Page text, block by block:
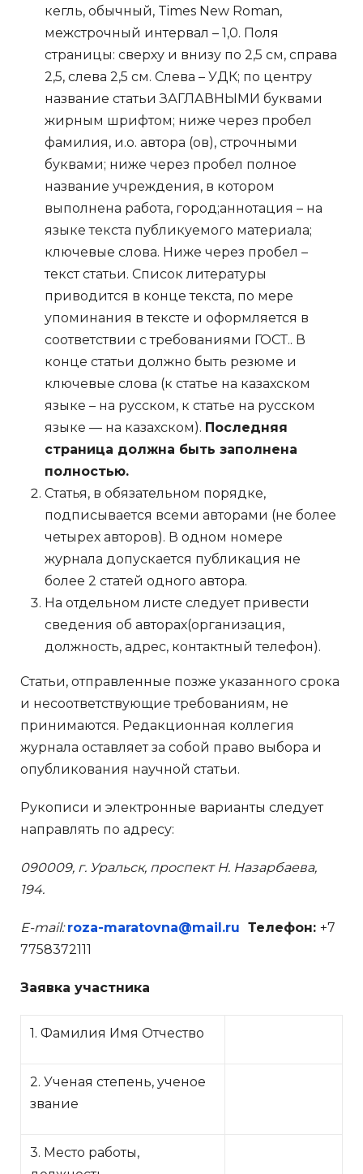
кегль, обычный, Times New Roman,
межстрочный интервал – 1,0. Поля
страницы: сверху и внизу по 2,5 см, справа
2,5, слева 2,5 см. Слева – УДК; по центру
название статьи ЗАГЛАВНЫМИ буквами
жирным шрифтом; ниже через пробел
фамилия, и.о. автора (ов), строчными
буквами; ниже через пробел полное
название учреждения, в котором
выполнена работа, город;аннотация – на
языке текста публикуемого материала;
ключевые слова. Ниже через пробел –
текст статьи. Список литературы
приводится в конце текста, по мере
упоминания в тексте и оформляется в
соответствии с требованиями ГОСТ.. В
конце статьи должно быть резюме и
ключевые слова (к статье на казахском
языке – на русском, к статье на русском
языке — на казахском). Последняя
страница должна быть заполнена
полностью.
Статья, в обязательном порядке,
подписывается всеми авторами (не более
четырех авторов). В одном номере
журнала допускается публикация не
более 2 статей одного автора.
На отдельном листе следует привести
сведения об авторах(организация,
должность, адрес, контактный телефон).
Статьи, отправленные позже указанного срока
и несоответствующие требованиям, не
принимаются. Редакционная коллегия
журнала оставляет за собой право выбора и
опубликования научной статьи.
Рукописи и электронные варианты следует
направлять по адресу:
090009, г. Уральск, проспект Н. Назарбаева,
194.
Е-mail:roza-maratovna@mail.ru Телефон: +7
7758372111
Заявка участника
1. Фамилия Имя Отчество
2. Ученая степень, ученое
звание
3. Место работы,